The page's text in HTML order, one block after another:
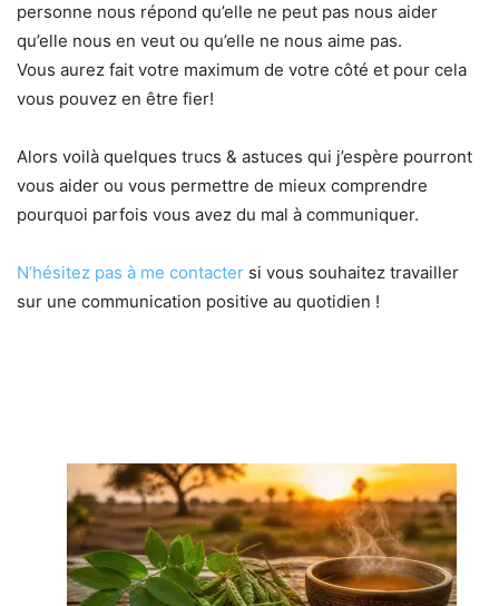
personne nous répond qu’elle ne peut pas nous aider
qu’elle nous en veut ou qu’elle ne nous aime pas.
Vous aurez fait votre maximum de votre côté et pour cela
vous pouvez en être fier!
Alors voilà quelques trucs & astuces qui j’espère pourront
vous aider ou vous permettre de mieux comprendre
pourquoi parfois vous avez du mal à communiquer.
N’hésitez pas à me contacter si vous souhaitez travailler
sur une communication positive au quotidien !